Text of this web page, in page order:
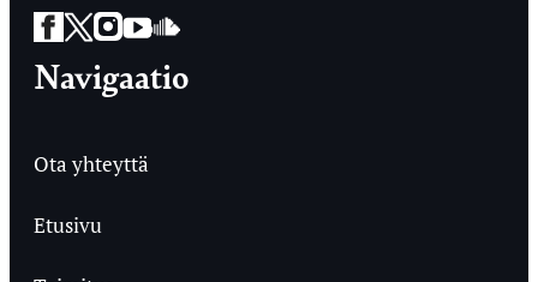
Facebook
Twitter
Instagram
YouTube
SoundCloud
Navigaatio
Ota yhteyttä
Etusivu